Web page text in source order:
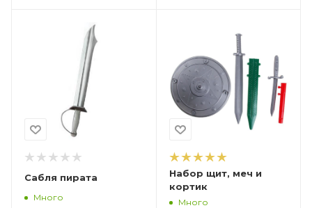
Сабля пирата
Много
Набор щит, меч и
кортик
Много